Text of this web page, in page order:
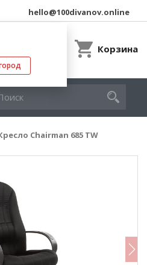
hello@100divanov.online
Корзина
Chairman 685 TW